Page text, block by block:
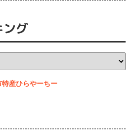
ング
特産ひらやーちー